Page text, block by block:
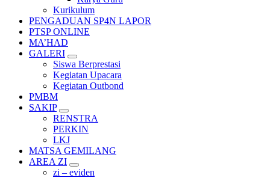
Kurikulum
PENGADUAN SP4N LAPOR
PTSP ONLINE
MA’HAD
GALERI
Siswa Berprestasi
Kegiatan Upacara
Kegiatan Outbond
PMBM
SAKIP
RENSTRA
PERKIN
LKJ
MATSA GEMILANG
AREA ZI
zi – eviden